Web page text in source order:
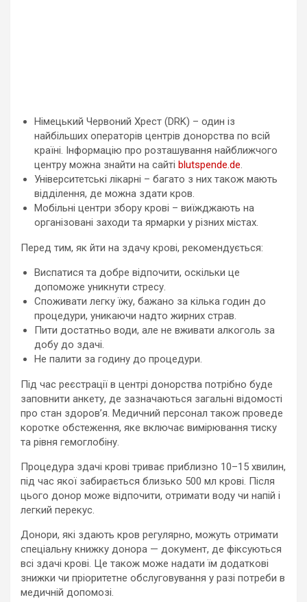
Німецький Червоний Хрест (DRK) – один із
найбільших операторів центрів донорства по всій
країні. Інформацію про розташування найближчого
центру можна знайти на сайті blutspende.de.
Університетські лікарні – багато з них також мають
відділення, де можна здати кров.
Мобільні центри збору крові – виїжджають на
організовані заходи та ярмарки у різних містах.
Перед тим, як йти на здачу крові, рекомендується:
Виспатися та добре відпочити, оскільки це
допоможе уникнути стресу.
Споживати легку їжу, бажано за кілька годин до
процедури, уникаючи надто жирних страв.
Пити достатньо води, але не вживати алкоголь за
добу до здачі.
Не палити за годину до процедури.
Під час реєстрації в центрі донорства потрібно буде
заповнити анкету, де зазначаються загальні відомості
про стан здоров’я. Медичний персонал також проведе
коротке обстеження, яке включає вимірювання тиску
та рівня гемоглобіну.
Процедура здачі крові триває приблизно 10–15 хвилин,
під час якої забирається близько 500 мл крові. Після
цього донор може відпочити, отримати воду чи напій і
легкий перекус.
Донори, які здають кров регулярно, можуть отримати
спеціальну книжку донора — документ, де фіксуються
всі здачі крові. Це також може надати їм додаткові
знижки чи пріоритетне обслуговування у разі потреби в
медичній допомозі.